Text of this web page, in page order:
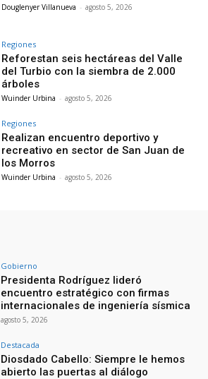
Douglenyer Villanueva - agosto 5, 2026
Regiones
Reforestan seis hectáreas del Valle
del Turbio con la siembra de 2.000
árboles
Wuinder Urbina - agosto 5, 2026
Regiones
Realizan encuentro deportivo y
recreativo en sector de San Juan de
los Morros
Wuinder Urbina - agosto 5, 2026
Gobierno
Presidenta Rodríguez lideró
encuentro estratégico con firmas
internacionales de ingeniería sísmica
agosto 5, 2026
Destacada
Diosdado Cabello: Siempre le hemos
abierto las puertas al diálogo